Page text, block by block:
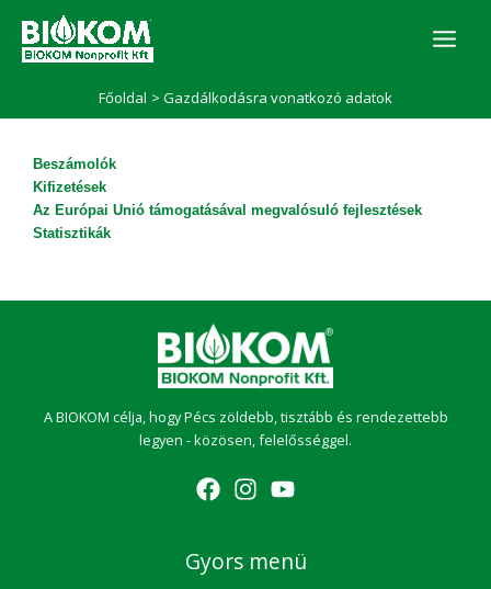
content
Főoldal Gazdálkodásra vonatkozó adatok
Beszámolók
Kifizetések
Az Európai Unió támogatásával megvalósuló fejlesztések
Statisztikák
A BIOKOM célja, hogy Pécs zöldebb, tisztább és rendezettebb
legyen - közösen, felelősséggel.
Gyors menü